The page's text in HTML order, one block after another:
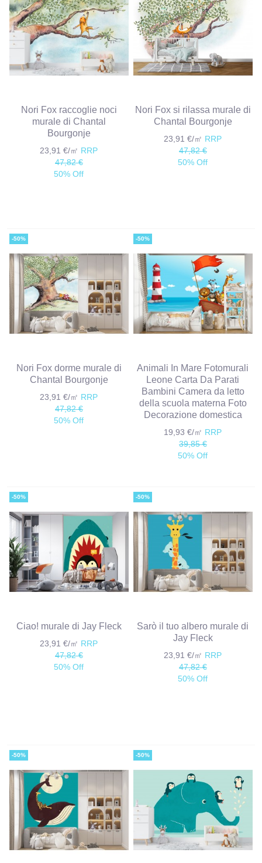
Nori Fox raccoglie noci
murale di Chantal
Bourgonje
23,91 €/㎡ RRP
47,82 €
50% Off
Nori Fox si rilassa murale di
Chantal Bourgonje
23,91 €/㎡ RRP
47,82 €
50% Off
-50%
Nori Fox dorme murale di
Chantal Bourgonje
23,91 €/㎡ RRP
47,82 €
50% Off
-50%
Animali In Mare Fotomurali
Leone Carta Da Parati
Bambini Camera da letto
della scuola materna Foto
Decorazione domestica
19,93 €/㎡ RRP
39,85 €
50% Off
-50%
Ciao! murale di Jay Fleck
23,91 €/㎡ RRP
47,82 €
50% Off
-50%
Sarò il tuo albero murale di
Jay Fleck
23,91 €/㎡ RRP
47,82 €
50% Off
-50% -50%